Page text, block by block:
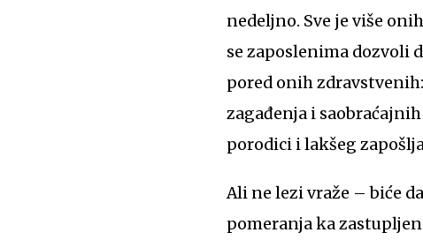
nedeljno. Sve je više
se zaposlenima dozvoli
pored onih
zagađenja i
porodici i lakšeg
Ali ne lezi vraže – biće
pomeranja ka